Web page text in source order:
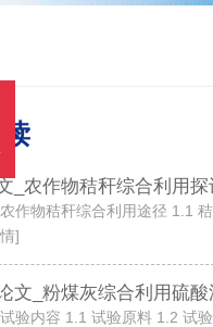
读
_农作物秸秆综合利用探
作物秸秆综合利用途径 1.1
]
文_粉煤灰综合利用硫
验内容 1.1 试验原料 1.2 试